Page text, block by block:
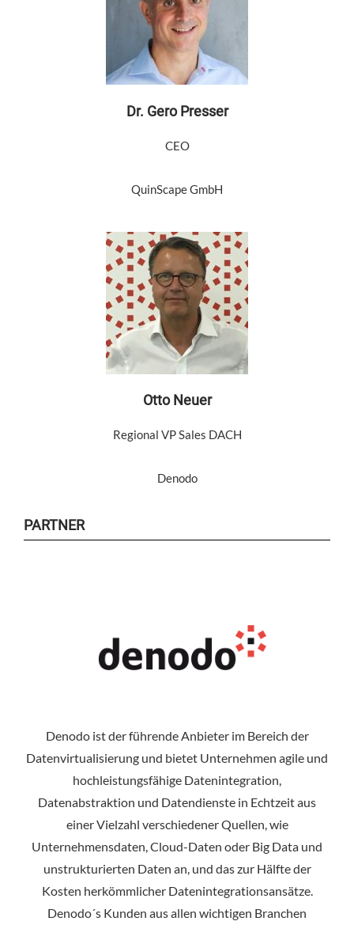
Dr. Gero Presser
CEO
QuinScape GmbH
Otto Neuer
Regional VP Sales DACH
Denodo
PARTNER
Denodo ist der führende Anbieter im Bereich der
Datenvirtualisierung und bietet Unternehmen agile und
hochleistungsfähige Datenintegration,
Datenabstraktion und Datendienste in Echtzeit aus
einer Vielzahl verschiedener Quellen, wie
Unternehmensdaten, Cloud-Daten oder Big Data und
unstrukturierten Daten an, und das zur Hälfte der
Kosten herkömmlicher Datenintegrationsansätze.
Denodo´s Kunden aus allen wichtigen Branchen